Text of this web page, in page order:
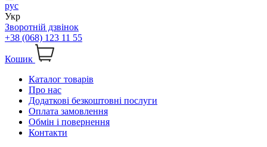
рус
Укр
Зворотній дзвінок
+38 (068) 123 11 55
Кошик
Каталог товарів
Про нас
Додаткові безкоштовні послуги
Оплата замовлення
Обмін і повернення
Контакти